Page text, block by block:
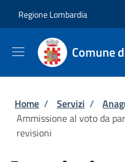
Regione Lombardia
Comune
Briciole di
Home / Servizi /
Ammissione al voto da
revisioni